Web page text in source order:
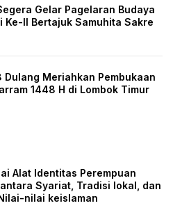
Gelar Pagelaran Budaya
Ke-II Bertajuk Samuhita Sakre
Dulang Meriahkan Pembukaan
1448 H di Lombok Timur
Alat Identitas Perempuan
Syariat, Tradisi lokal, dan
nilai keislaman